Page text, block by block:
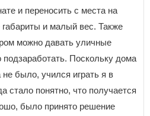
и переносить с места на
и малый вес. Также
можно давать уличные
Поскольку дома
не было, учился играть я в
стало понятно, что получается
было принято решение